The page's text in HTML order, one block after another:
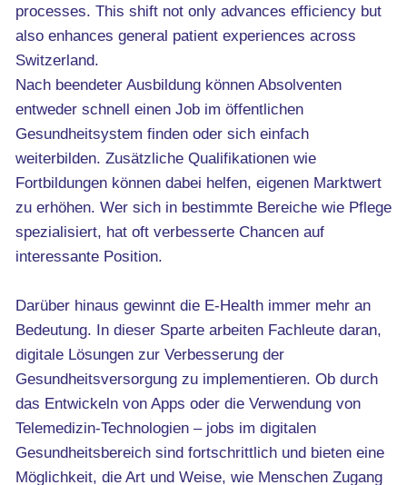
processes. This shift not only advances efficiency but
also enhances general patient experiences across
Switzerland.
Nach beendeter Ausbildung können Absolventen
entweder schnell einen Job im öffentlichen
Gesundheitsystem finden oder sich einfach
weiterbilden. Zusätzliche Qualifikationen wie
Fortbildungen können dabei helfen, eigenen Marktwert
zu erhöhen. Wer sich in bestimmte Bereiche wie Pflege
spezialisiert, hat oft verbesserte Chancen auf
interessante Position.
Darüber hinaus gewinnt die E-Health immer mehr an
Bedeutung. In dieser Sparte arbeiten Fachleute daran,
digitale Lösungen zur Verbesserung der
Gesundheitsversorgung zu implementieren. Ob durch
das Entwickeln von Apps oder die Verwendung von
Telemedizin-Technologien – jobs im digitalen
Gesundheitsbereich sind fortschrittlich und bieten eine
Möglichkeit, die Art und Weise, wie Menschen Zugang